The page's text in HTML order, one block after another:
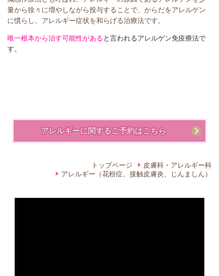
量から徐々に増やしながら投与することで、からだをアレルゲン
に慣らし、アレルギー症状を和らげる治療法です。
唯一根本から治す可能性があると言われるアレルゲン免疫療法で
す。
アレルギーに関するご予約はこちら
トップページ
皮膚科・アレルギー科
アレルギー（花粉症、接触皮膚炎、じんましん）